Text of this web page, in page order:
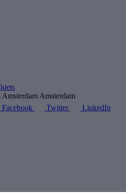
Amsterdam
Facebook Twitter LinkedIn